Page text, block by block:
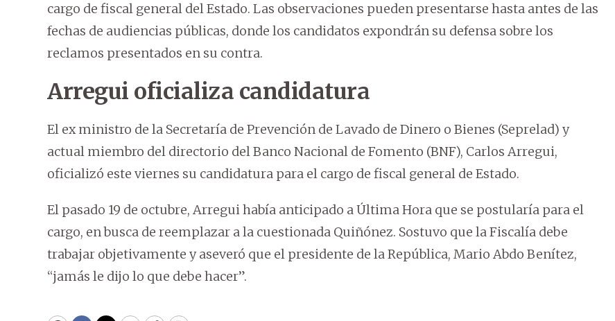
cargo de fiscal general del Estado. Las observaciones pueden presentarse hasta antes de las
fechas de audiencias públicas, donde los candidatos expondrán su defensa sobre los
reclamos presentados en su contra.
Arregui oficializa candidatura
El ex ministro de la Secretaría de Prevención de Lavado de Dinero o Bienes (Seprelad) y
actual miembro del directorio del Banco Nacional de Fomento (BNF), Carlos Arregui,
oficializó este viernes su candidatura para el cargo de fiscal general de Estado.
El pasado 19 de octubre, Arregui había anticipado a Última Hora que se postularía para el
cargo, en busca de reemplazar a la cuestionada Quiñónez. Sostuvo que la Fiscalía debe
trabajar objetivamente y aseveró que el presidente de la República, Mario Abdo Benítez,
“jamás le dijo lo que debe hacer”.